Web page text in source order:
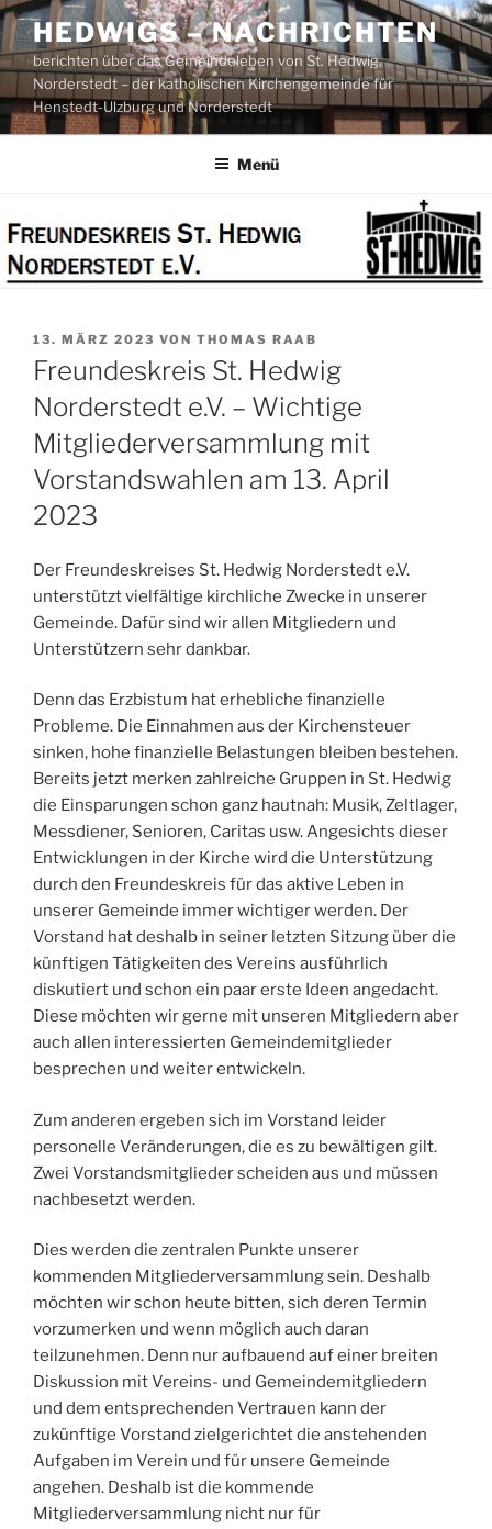
Zum
Inhalt
springen
HEDWIGS – NACHRICHTEN
berichten über das Gemeindeleben von St. Hedwig,
Norderstedt – der katholischen Kirchengemeinde für
Henstedt-Ulzburg und Norderstedt
Menü
VERÖFFENTLICHT
AM
13. MÄRZ 2023 VON THOMAS RAAB
Freundeskreis St. Hedwig
Norderstedt e.V. – Wichtige
Mitgliederversammlung mit
Vorstandswahlen am 13. April
2023
Der Freundeskreises St. Hedwig Norderstedt e.V.
unterstützt vielfältige kirchliche Zwecke in unserer
Gemeinde. Dafür sind wir allen Mitgliedern und
Unterstützern sehr dankbar.
Denn das Erzbistum hat erhebliche finanzielle
Probleme. Die Einnahmen aus der Kirchensteuer
sinken, hohe finanzielle Belastungen bleiben bestehen.
Bereits jetzt merken zahlreiche Gruppen in St. Hedwig
die Einsparungen schon ganz hautnah: Musik, Zeltlager,
Messdiener, Senioren, Caritas usw. Angesichts dieser
Entwicklungen in der Kirche wird die Unterstützung
durch den Freundeskreis für das aktive Leben in
unserer Gemeinde immer wichtiger werden. Der
Vorstand hat deshalb in seiner letzten Sitzung über die
künftigen Tätigkeiten des Vereins ausführlich
diskutiert und schon ein paar erste Ideen angedacht.
Diese möchten wir gerne mit unseren Mitgliedern aber
auch allen interessierten Gemeindemitglieder
besprechen und weiter entwickeln.
Zum anderen ergeben sich im Vorstand leider
personelle Veränderungen, die es zu bewältigen gilt.
Zwei Vorstandsmitglieder scheiden aus und müssen
nachbesetzt werden.
Dies werden die zentralen Punkte unserer
kommenden Mitgliederversammlung sein. Deshalb
möchten wir schon heute bitten, sich deren Termin
vorzumerken und wenn möglich auch daran
teilzunehmen. Denn nur aufbauend auf einer breiten
Diskussion mit Vereins- und Gemeindemitgliedern
und dem entsprechenden Vertrauen kann der
zukünftige Vorstand zielgerichtet die anstehenden
Aufgaben im Verein und für unsere Gemeinde
angehen. Deshalb ist die kommende
Mitgliederversammlung nicht nur für